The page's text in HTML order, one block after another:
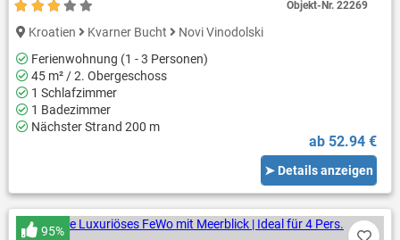
Kroatien Kvarner Bucht
Novi Vinodolski
Ferienwohnung (1 - 3 Personen)
45 m² / 2. Obergeschoss
1 Schlafzimmer
1 Badezimmer
Nächster Strand 200 m
ab 52.94 €
➤ Details anzeigen
Objekt-Nr.22269
95%